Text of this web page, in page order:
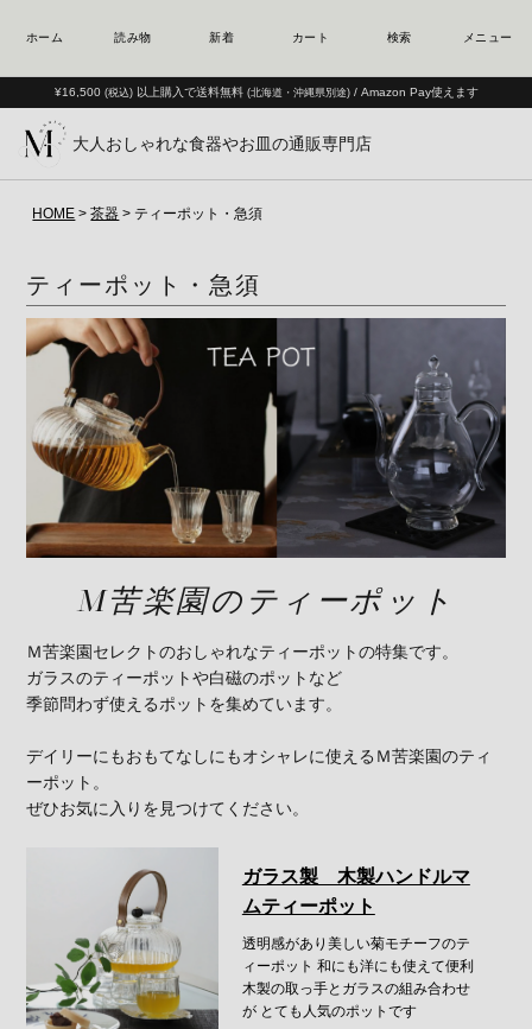
¥16,500 (税込) 以上購入で送料無料 (北海道・沖縄県別途) / Amazon Pay使えます
大人おしゃれな食器やお皿の通販専門店
HOME 茶器 ティーポット・急須
ティーポット・急須
M苦楽園のティーポット
Ｍ苦楽園セレクトのおしゃれなティーポットの特集です。
ガラスのティーポットや白磁のポットなど
季節問わず使えるポットを集めています。
デイリーにもおもてなしにもオシャレに使えるＭ苦楽園のティ
ーポット。
ぜひお気に入りを見つけてください。
ガラス製 木製ハンドルマ
ムティーポット
透明感があり美しい菊モチーフのテ
ィーポット 和にも洋にも使えて便利
木製の取っ手とガラスの組み合わせ
が とても人気のポットです